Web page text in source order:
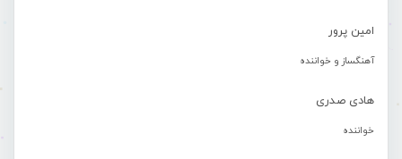
امین پرور
آهنگساز و خواننده
هادی صدری
خواننده